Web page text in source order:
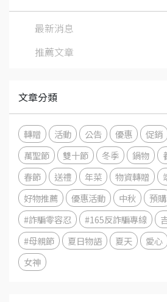
最新消息
推薦文章
文章分類
轉贈 活動 公告 優惠 促銷
萬聖節
雙十節 冬季 鍋物
春節
送禮 年菜 物資轉贈
好物推薦
優惠活動 中秋 預購
#詐騙零容忍
#165反詐騙專線
#母親節
夏日物語 夏天 愛心
女神